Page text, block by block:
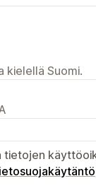
kielellä Suomi.
tietojen